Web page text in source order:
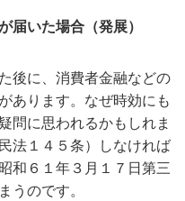
届いた場合（発展）
後に、消費者金融などの
あります。なぜ時効にも
問に思われるかもしれま
法１４５条）しなければ
和６１年３月１７日第三
うのです。